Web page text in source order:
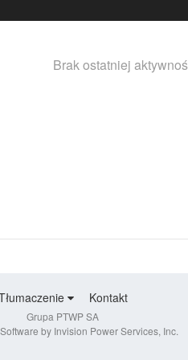
Brak ostatniej
Kontakt
Grupa PTWP SA
by Invision Power Services, Inc.